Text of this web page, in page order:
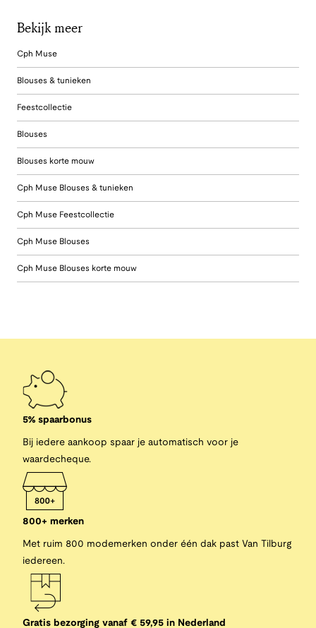
Bekijk meer
Cph Muse
Blouses & tunieken
Feestcollectie
Blouses
Blouses korte mouw
Cph Muse Blouses & tunieken
Cph Muse Feestcollectie
Cph Muse Blouses
Cph Muse Blouses korte mouw
5% spaarbonus
Bij iedere aankoop spaar je automatisch voor je
waardecheque.
800+ merken
Met ruim 800 modemerken onder één dak past Van Tilburg
iedereen.
Gratis bezorging vanaf € 59,95 in Nederland